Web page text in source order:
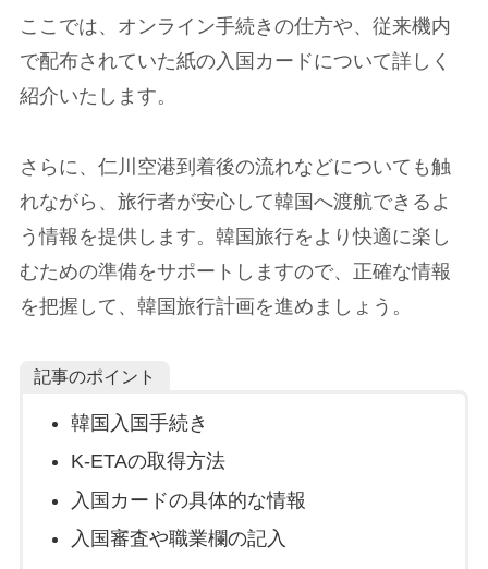
ここでは、オンライン手続きの仕方や、従来機内
で配布されていた紙の入国カードについて詳しく
紹介いたします。
さらに、仁川空港到着後の流れなどについても触
れながら、旅行者が安心して韓国へ渡航できるよ
う情報を提供します。韓国旅行をより快適に楽し
むための準備をサポートしますので、正確な情報
を把握して、韓国旅行計画を進めましょう。
記事のポイント
韓国入国手続き
K-ETAの取得方法
入国カードの具体的な情報
入国審査や職業欄の記入